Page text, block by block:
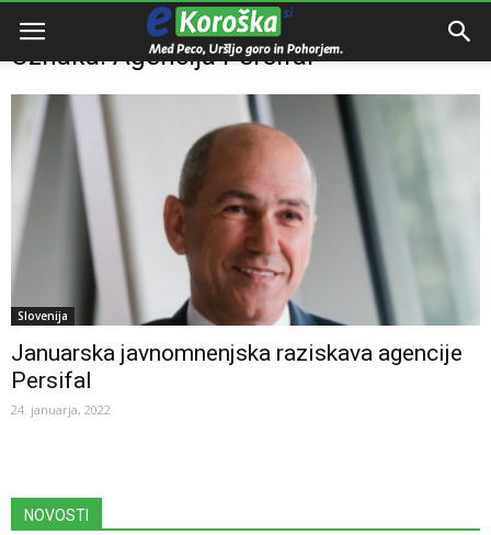
Domov Agencija Persifal
Oznaka: Agencija Persifal
Slovenija
Januarska javnomnenjska raziskava agencije
Persifal
24. januarja, 2022
NOVOSTI